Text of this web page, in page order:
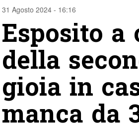
31 Agosto 2024 - 16:16
Esposito a
della
gioia in
manca da